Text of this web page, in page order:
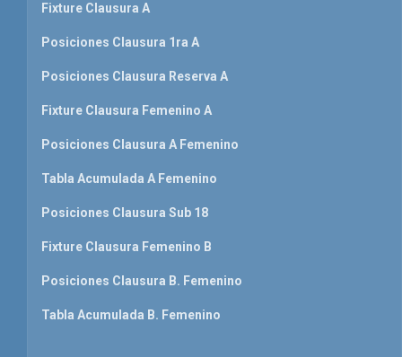
Fixture Clausura A
Posiciones Clausura 1ra A
Posiciones Clausura Reserva A
Fixture Clausura Femenino A
Posiciones Clausura A Femenino
Tabla Acumulada A Femenino
Posiciones Clausura Sub 18
Fixture Clausura Femenino B
Posiciones Clausura B. Femenino
Tabla Acumulada B. Femenino